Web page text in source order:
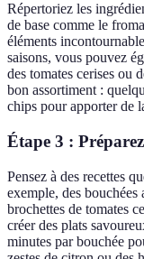
Répertoriez les
de base comme le
éléments
saisons, vous pouvez
des tomates cerises ou
bon assortiment :
chips pour apporter de
Étape 3 :
Pensez à des recettes
exemple, des
brochettes de tomates
créer des plats
minutes par bouchée